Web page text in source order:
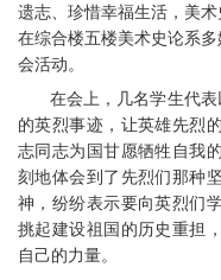
遗志、珍惜幸福生活，美
在综合楼五楼美术史论系
会活动。
在会上，几名学生代
的英烈事迹，让英雄先烈
志同志为国甘愿牺牲自我
刻地体会到了先烈们那种
神，纷纷表示要向英烈们
挑起建设祖国的历史重担
自己的力量。